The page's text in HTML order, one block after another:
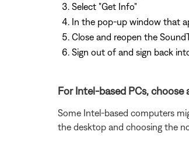
Select "Get Info"
In the pop-up window that
Close and reopen the
Sign out of and sign back
For Intel-based PCs, choose
Some Intel-based computers
the desktop and choosing the